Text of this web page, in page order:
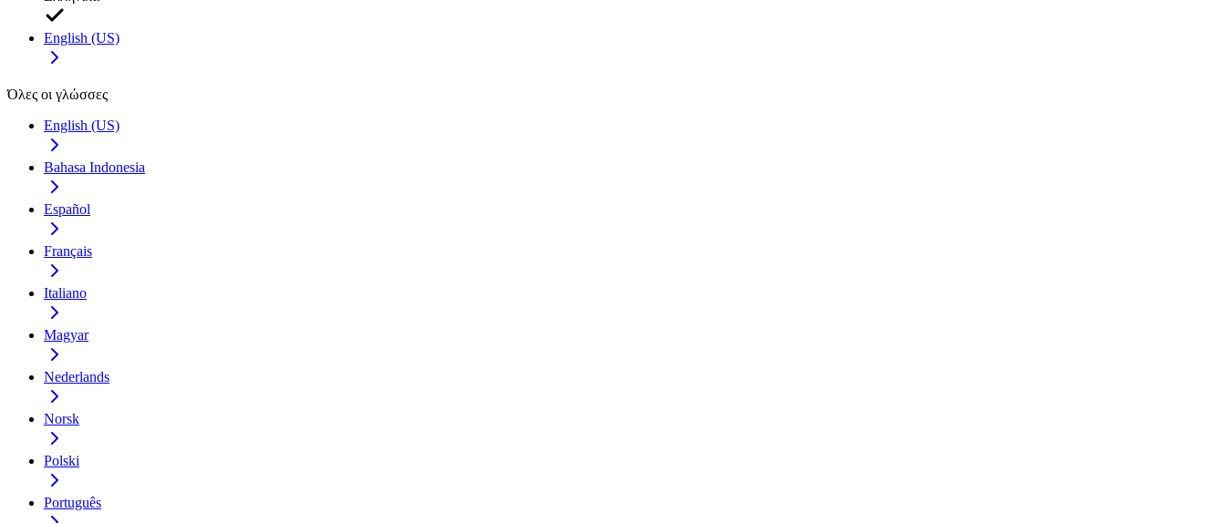
English (US)
Όλες οι γλώσσες
English (US)
Bahasa Indonesia
Español
Français
Italiano
Magyar
Nederlands
Norsk
Polski
Português